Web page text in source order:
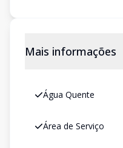
Mais informações
Água Quente
Área de Serviço